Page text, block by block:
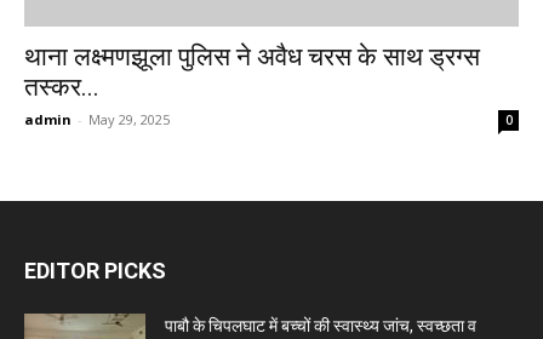
थाना लक्ष्मणझूला पुलिस ने अवैध चरस के साथ ड्रग्स
तस्कर...
admin - May 29, 2025 0
EDITOR PICKS
पाबौ के चिपलघाट में बच्चों की स्वास्थ्य जांच, स्वच्छता व